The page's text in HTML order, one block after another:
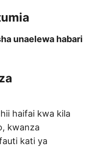
unaelewa habari
haifai kwa kila
kwanza
kati ya